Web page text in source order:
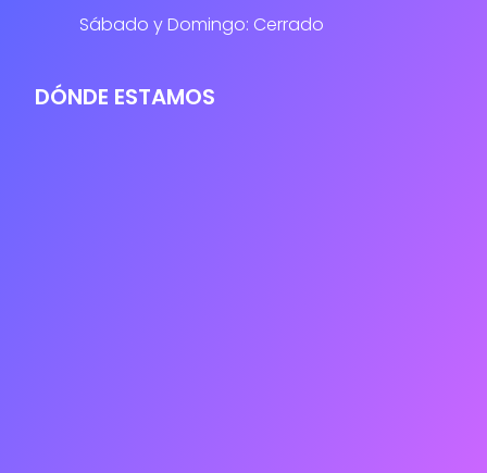
Sábado y Domingo: Cerrado
DÓNDE ESTAMOS